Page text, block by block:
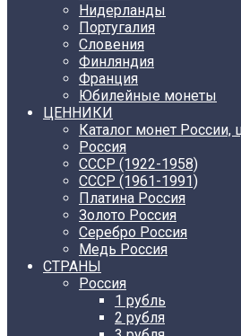
Нидерланды
Португалия
Словения
Финляндия
Франция
Юбилейные монеты
ЦЕННИКИ
Каталог монет России,
Россия
СССР (1922-1958)
CCCР (1961-1991)
Платина Россия
Золото Россия
Серебро Россия
Медь Россия
СТРАНЫ
Россия
1 рубль
2 рубля